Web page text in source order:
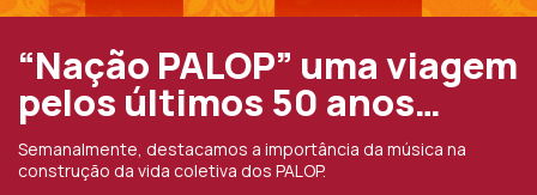
na
A violência em Cabo
Delgado mudou de
nos últimos anos